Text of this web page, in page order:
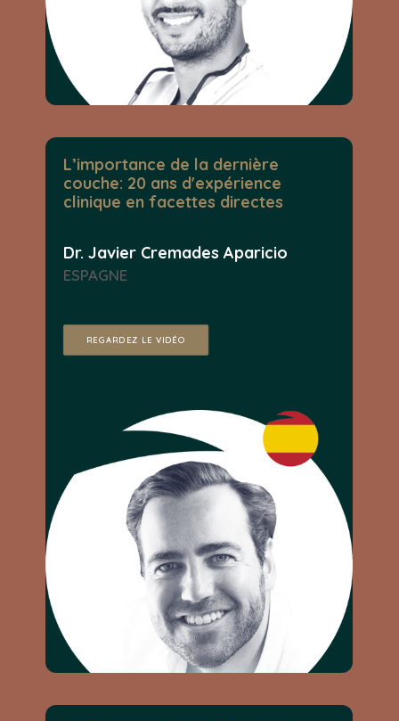
L’importance de la dernière
couche: 20 ans d'expérience
clinique en facettes directes
Dr. Javier Cremades Aparicio
ESPAGNE
REGARDEZ LE VIDÉO